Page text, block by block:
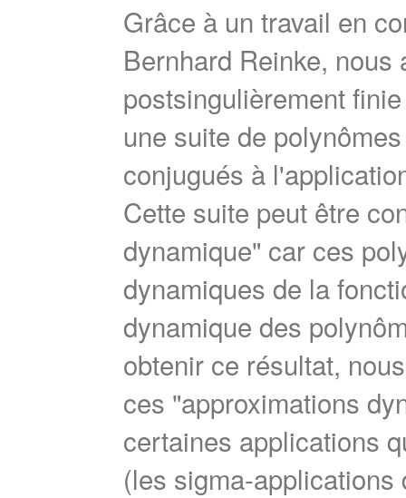
Grâce à un travail en
Bernhard Reinke,
postsingulièrement
une suite de
conjugués à
Cette suite peut être
dynamique" car ces
dynamiques de la
dynamique des
obtenir ce résultat,
ces "approximations
certaines applications
(les sigma-applications